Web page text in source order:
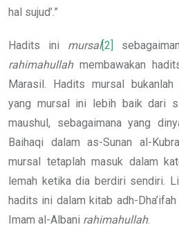
hal sujud’.”
Hadits ini mursal[2]
rahimahullahmembawakan
Marasil. Hadits mursal bukanlah
yang mursal ini lebih baik dari
maushul, sebagaimana yang
Baihaqi dalam as-Sunan al-
mursal tetaplah masuk dalam
lemah ketika dia berdiri sendiri.
hadits ini dalam kitab adh-
Imam al-Albani rahimahullah.